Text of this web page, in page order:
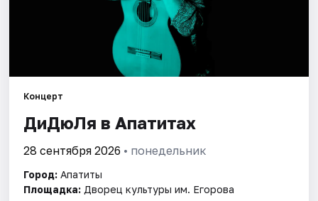
Концерт
ДиДюЛя в Апатитах
28 сентября 2026 • понедельник
Город: Апатиты
Площадка: Дворец культуры им. Егорова